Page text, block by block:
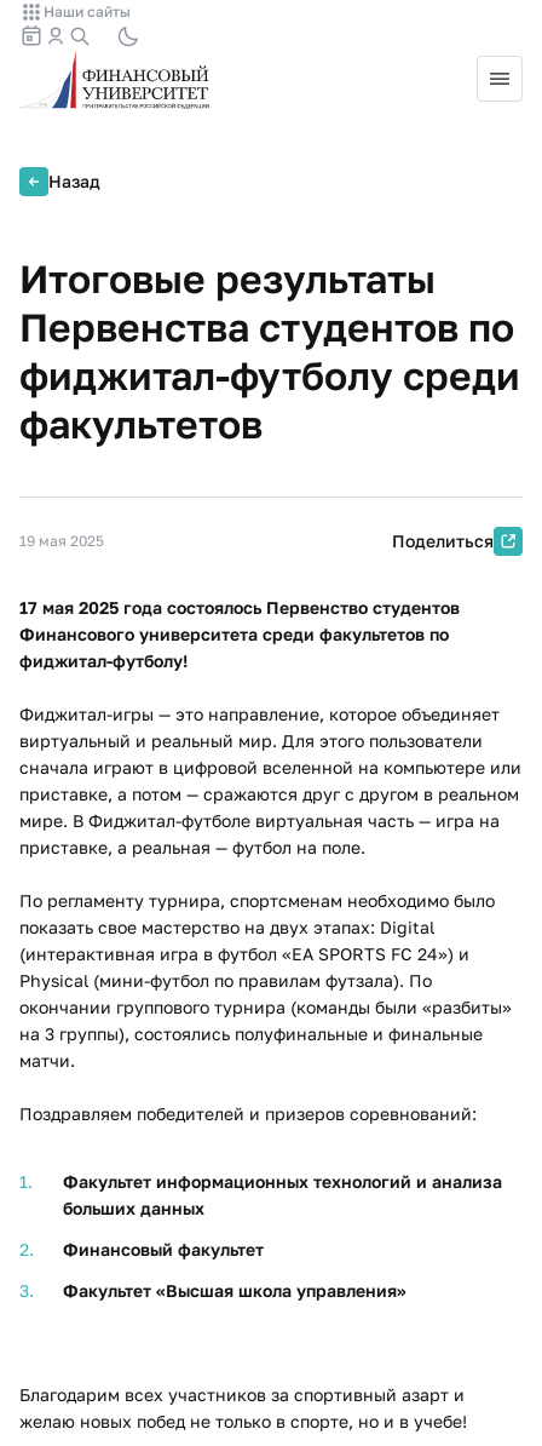
Наши сайты
Назад
Итоговые результаты
Первенства студентов по
фиджитал-футболу среди
факультетов
19 мая 2025 Поделиться
17 мая 2025 года состоялось Первенство студентов
Финансового университета среди факультетов по
фиджитал-футболу!
Фиджитал-игры — это направление, которое объединяет
виртуальный и реальный мир. Для этого пользователи
сначала играют в цифровой вселенной на компьютере или
приставке, а потом — сражаются друг с другом в реальном
мире. В Фиджитал-футболе виртуальная часть — игра на
приставке, а реальная — футбол на поле.
По регламенту турнира, спортсменам необходимо было
показать свое мастерство на двух этапах: Digital
(интерактивная игра в футбол «EA SPORTS FC 24») и
Physical (мини-футбол по правилам футзала). По
окончании группового турнира (команды были «разбиты»
на 3 группы), состоялись полуфинальные и финальные
матчи.
Поздравляем победителей и призеров соревнований:
Факультет информационных технологий и анализа
больших данных
Финансовый факультет
Факультет «Высшая школа управления»
Благодарим всех участников за спортивный азарт и
желаю новых побед не только в спорте, но и в учебе!